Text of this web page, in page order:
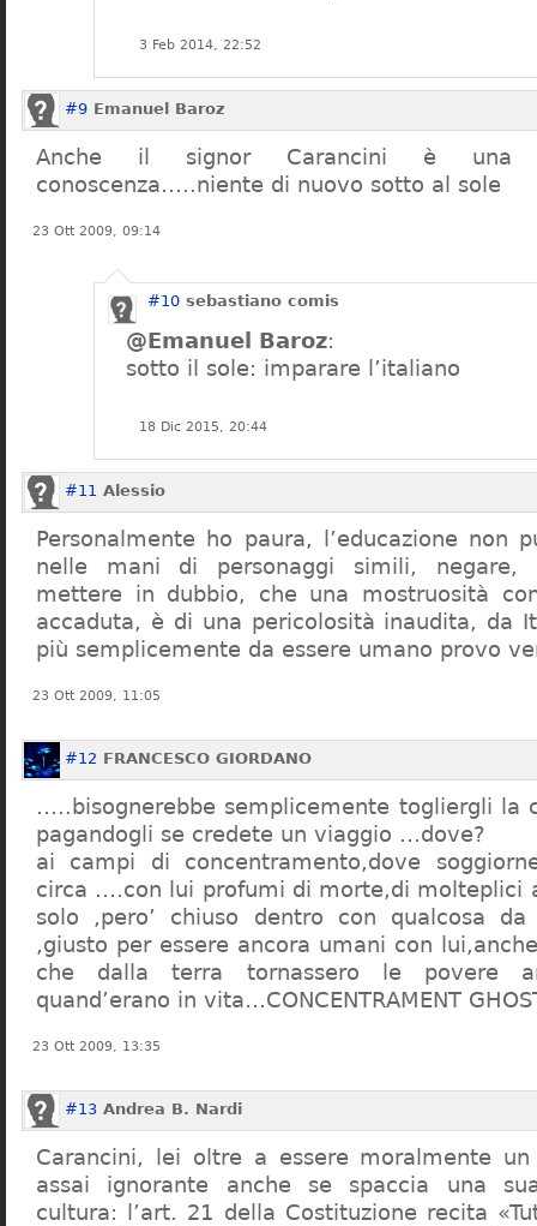
3 Feb 2014, 22:52
#9 Emanuel Baroz
Anche il signor Carancini è una
conoscenza…..niente di nuovo sotto al sole
23 Ott 2009, 09:14
#10 sebastiano comis
@Emanuel Baroz:
sotto il sole: imparare l’italiano
18 Dic 2015, 20:44
#11 Alessio
Personalmente ho paura, l’educazione non
nelle mani di personaggi simili, negare,
mettere in dubbio, che una mostruosità
accaduta, è di una pericolosità inaudita, da
più semplicemente da essere umano provo
23 Ott 2009, 11:05
#12 FRANCESCO GIORDANO
…..bisognerebbe semplicemente togliergli la
pagandogli se credete un viaggio …dove?
ai campi di concentramento,dove
circa ….con lui profumi di morte,di molteplici
solo ,pero’ chiuso dentro con qualcosa
,giusto per essere ancora umani con
che dalla terra tornassero le povere
quand’erano in vita…CONCENTRAMENT
23 Ott 2009, 13:35
#13 Andrea B. Nardi
Carancini, lei oltre a essere moralmente
assai ignorante anche se spaccia una
cultura: l’art. 21 della Costituzione recita